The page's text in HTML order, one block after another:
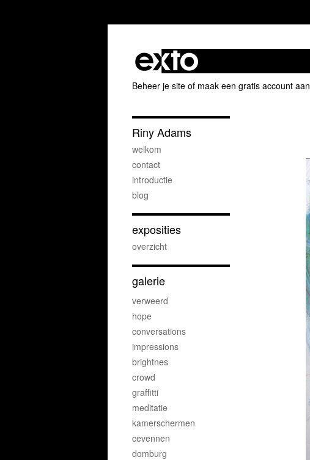
Beheer je site of maak een gratis account aan
Riny Adams
welkom
contact
introductie
blog
exposities
overzicht
galerie
verweerd
hope
conversations
impressions
brightnes
crowd
graffitti
meditatie
kamerschermen
cevennen
domburg